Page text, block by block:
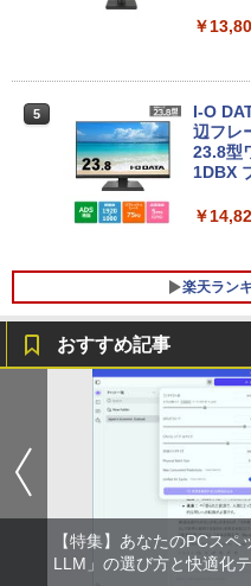
メモリ
ズ｜パ
￥
【新品
s11 初
キーボ
￥
量ミニ
￥
パソコ
1TB メ
スクト
￥
5
I-O
辺フレ
23.8型
1DBX
￥
楽天ラン
職業
版 [ 職
￥4,950
ちいか
おすすめ記事
【特集】あなたのPCス
LLM」の選び方と快適化